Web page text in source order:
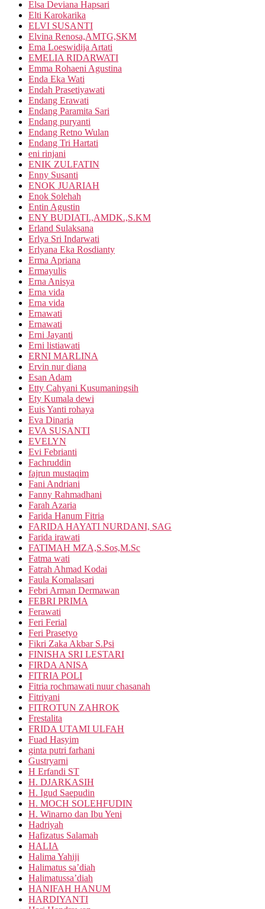
Elsa Deviana Hapsari
Elti Karokarika
ELVI SUSANTI
Elvina Renosa,AMTG,SKM
Ema Loeswidija Artati
EMELIA RIDARWATI
Emma Rohaeni Agustina
Enda Eka Wati
Endah Prasetiyawati
Endang Erawati
Endang Paramita Sari
Endang puryanti
Endang Retno Wulan
Endang Tri Hartati
eni rinjani
ENIK ZULFATIN
Enny Susanti
ENOK JUARIAH
Enok Solehah
Entin Agustin
ENY BUDIATI.,AMDK.,S.KM
Erland Sulaksana
Erlya Sri Indarwati
Erlyana Eka Rosdianty
Erma Apriana
Ermayulis
Erna Anisya
Erna vida
Erna vida
Ernawati
Ernawati
Erni Jayanti
Erni listiawati
ERNI MARLINA
Ervin nur diana
Esan Adam
Etty Cahyani Kusumaningsih
Ety Kumala dewi
Euis Yanti rohaya
Eva Dinaria
EVA SUSANTI
EVELYN
Evi Febrianti
Fachruddin
fajrun mustaqim
Fani Andriani
Fanny Rahmadhani
Farah Azaria
Farida Hanum Fitria
FARIDA HAYATI NURDANI, SAG
Farida irawati
FATIMAH MZA,S.Sos,M.Sc
Fatma wati
Fatrah Ahmad Kodai
Faula Komalasari
Febri Arman Dermawan
FEBRI PRIMA
Ferawati
Feri Ferial
Feri Prasetyo
Fikri Zaka Akbar S.Psi
FINISHA SRI LESTARI
FIRDA ANISA
FITRIA POLI
Fitria rochmawati nuur chasanah
Fitriyani
FITROTUN ZAHROK
Frestalita
FRIDA UTAMI ULFAH
Fuad Hasyim
ginta putri farhani
Gustryarni
H Erfandi ST
H. DJARKASIH
H. Igud Saepudin
H. MOCH SOLEHFUDIN
H. Winarno dan Ibu Yeni
Hadriyah
Hafizatus Salamah
HALIA
Halima Yahiji
Halimatus sa’diah
Halimatussa’diah
HANIFAH HANUM
HARDIYANTI